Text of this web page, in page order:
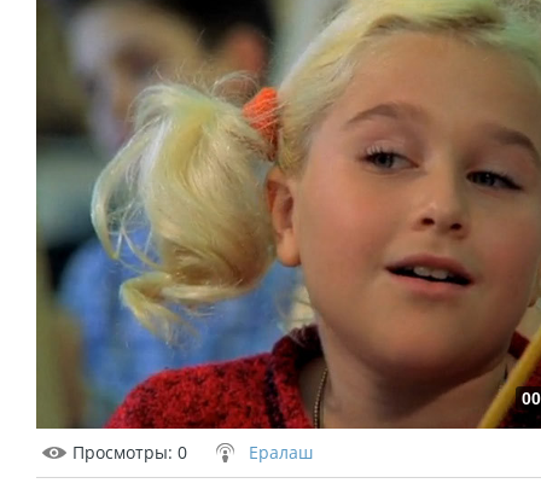
Просмотры: 0 Ералаш